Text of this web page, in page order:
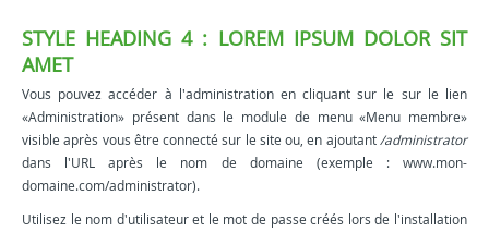
STYLE HEADING 4 : LOREM IPSUM DOLOR SIT
AMET
Vous pouvez accéder à l'administration en cliquant sur le sur le lien
«Administration» présent dans le module de menu «Menu membre»
visible après vous être connecté sur le site ou, en ajoutant /administrator
dans l'URL après le nom de domaine (exemple : www.mon-
domaine.com/administrator).
Utilisez le nom d'utilisateur et le mot de passe créés lors de l'installation